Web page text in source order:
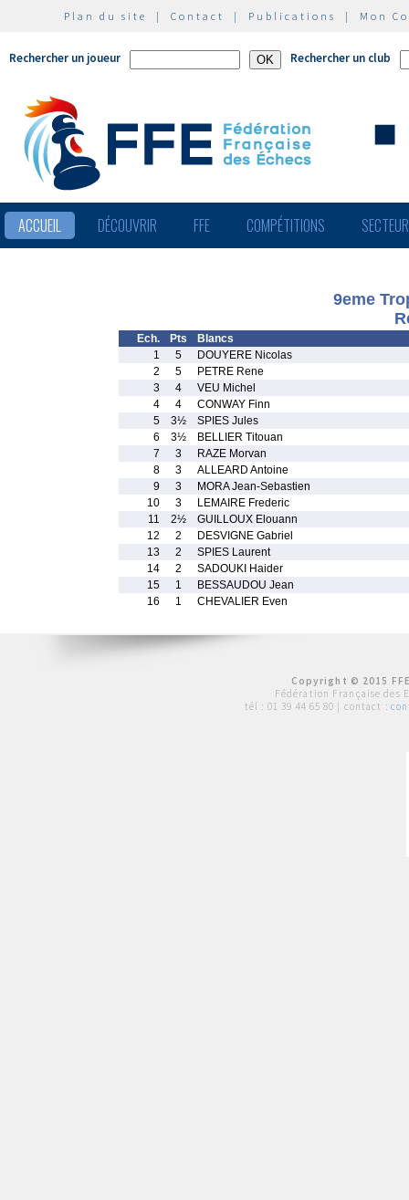
Plan du site | Contact | Publications | Mon
Rechercher un joueur Rechercher un club
ACCUEIL DÉCOUVRIR FFE COMPÉTITIONS
9eme
Ech. Pts
Blancs
1
5
DOUYERE Nicolas
2
5
PETRE Rene
3
4
VEU Michel
4
4
CONWAY Finn
5
3½
SPIES Jules
6
3½
BELLIER Titouan
7
3
RAZE Morvan
8
3
ALLEARD Antoine
9
3
MORA Jean-Sebastien
10
3
LEMAIRE Frederic
11
2½
GUILLOUX Elouann
12
2
DESVIGNE Gabriel
13
2
SPIES Laurent
14
2
SADOUKI Haider
15
1
BESSAUDOU Jean
16
1 CHEVALIER Even
Copyright © 2015
Fédération Française des
tél : 01 39 44 65 80 | contact :